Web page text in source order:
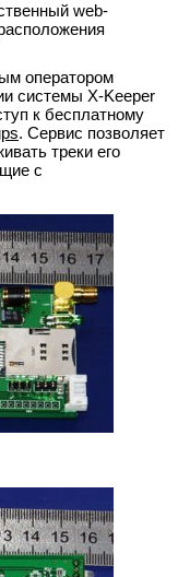
web-
оператором
системы X-Keeper
к бесплатному
. Сервис позволяет
треки его
с